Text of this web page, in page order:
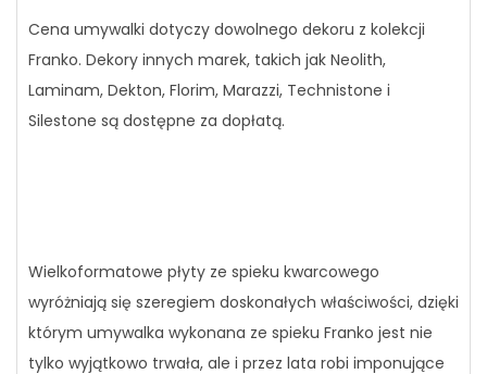
Cena umywalki dotyczy dowolnego dekoru z kolekcji
Franko. Dekory innych marek, takich jak Neolith,
Laminam, Dekton, Florim, Marazzi, Technistone i
Silestone są dostępne za dopłatą.
Wielkoformatowe płyty ze spieku kwarcowego
wyróżniają się szeregiem doskonałych właściwości, dzięki
którym umywalka wykonana ze spieku Franko jest nie
tylko wyjątkowo trwała, ale i przez lata robi imponujące